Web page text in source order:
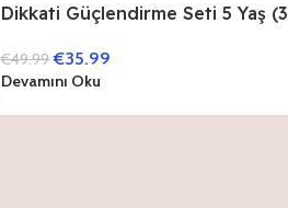
Dikkati Güçlendirme Seti 5 Yaş (3
€49.99 €35.99
Devamını Oku